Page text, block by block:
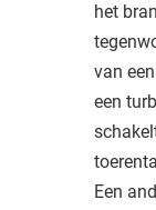
het
van
een
Een